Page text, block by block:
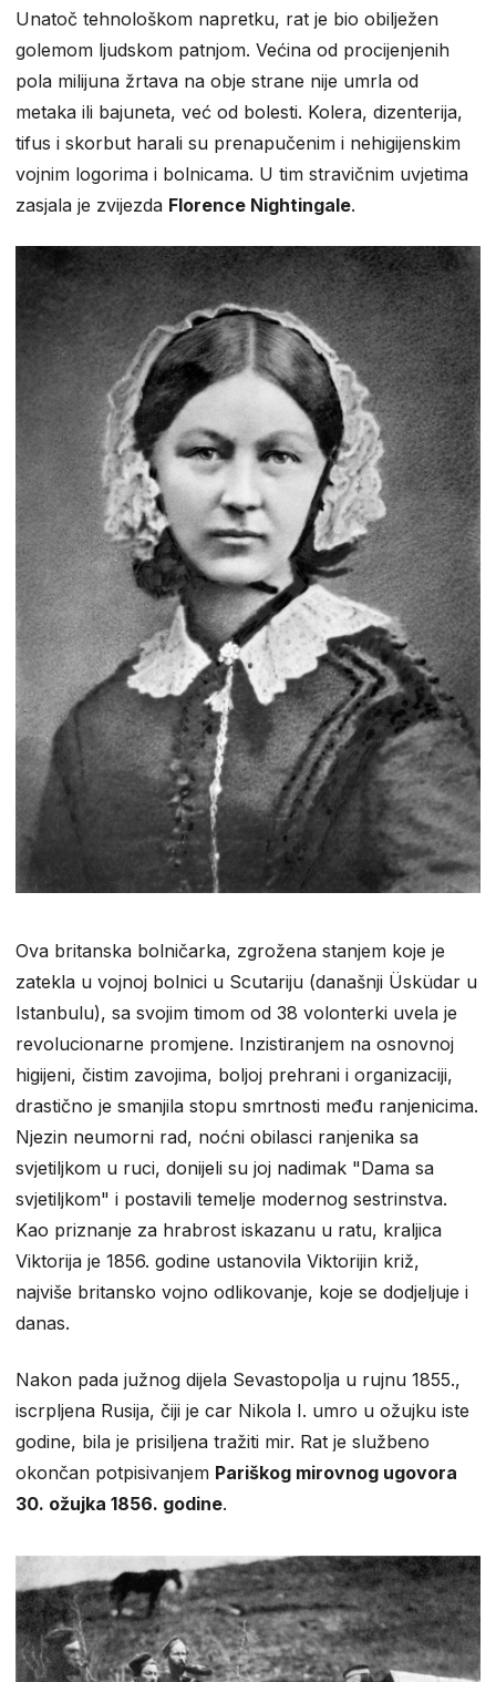
Unatoč tehnološkom napretku, rat je bio obilježen
golemom ljudskom patnjom. Većina od procijenjenih
pola milijuna žrtava na obje strane nije umrla od
metaka ili bajuneta, već od bolesti. Kolera, dizenterija,
tifus i skorbut harali su prenapučenim i nehigijenskim
vojnim logorima i bolnicama. U tim stravičnim uvjetima
zasjala je zvijezda Florence Nightingale.
Ova britanska bolničarka, zgrožena stanjem koje je
zatekla u vojnoj bolnici u Scutariju (današnji Üsküdar u
Istanbulu), sa svojim timom od 38 volonterki uvela je
revolucionarne promjene. Inzistiranjem na osnovnoj
higijeni, čistim zavojima, boljoj prehrani i organizaciji,
drastično je smanjila stopu smrtnosti među ranjenicima.
Njezin neumorni rad, noćni obilasci ranjenika sa
svjetiljkom u ruci, donijeli su joj nadimak "Dama sa
svjetiljkom" i postavili temelje modernog sestrinstva.
Kao priznanje za hrabrost iskazanu u ratu, kraljica
Viktorija je 1856. godine ustanovila Viktorijin križ,
najviše britansko vojno odlikovanje, koje se dodjeljuje i
danas.
Nakon pada južnog dijela Sevastopolja u rujnu 1855.,
iscrpljena Rusija, čiji je car Nikola I. umro u ožujku iste
godine, bila je prisiljena tražiti mir. Rat je službeno
okončan potpisivanjem Pariškog mirovnog ugovora
30. ožujka 1856. godine.